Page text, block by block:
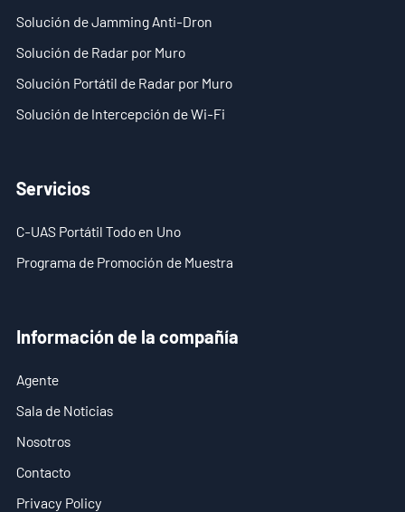
- - ND-IR002 Robot Contra Incendios Portátil
- - ND-UR002 Vehículo Operado Remotamente
- Solución Anti-Dron
- Solución Estacionaria Anti-Dron
- Solución de Radar por Muro
- Solución Portátil de Radar por Muro
Solución de Jamming Anti-Dron
Solución de Radar por Muro
Solución Portátil de Radar por Muro
Solución de Intercepción de Wi-Fi
Servicios
C-UAS Portátil Todo en Uno
Programa de Promoción de Muestra
Información de la compañía
Agente
Sala de Noticias
Nosotros
Contacto
Privacy Policy